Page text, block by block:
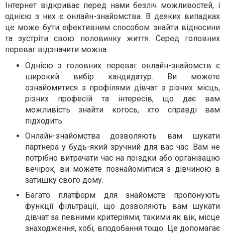
Інтернет відкриває перед нами безліч можливостей, і
однією з них є онлайн-знайомства. В деяких випадках
це може бути ефективним способом знайти відносини
та зустріти свою половинку життя. Серед головних
переваг відзначити можна:
Однією з головних переваг онлайн-знайомств є
широкий вибір кандидатур. Ви можете
ознайомитися з профілями дівчат з різних місць,
різних професій та інтересів, що дає вам
можливість знайти когось, хто справді вам
підходить.
Онлайн-знайомства дозволяють вам шукати
партнера у будь-який зручний для вас час. Вам не
потрібно витрачати час на поїздки або організацію
вечірок, ви можете познайомитися з дівчиною в
затишку свого дому.
Багато платформ для знайомств пропонують
функції фільтрації, що дозволяють вам шукати
дівчат за певними критеріями, такими як вік, місце
знаходження, хобі, вподобання тощо. Це допомагає